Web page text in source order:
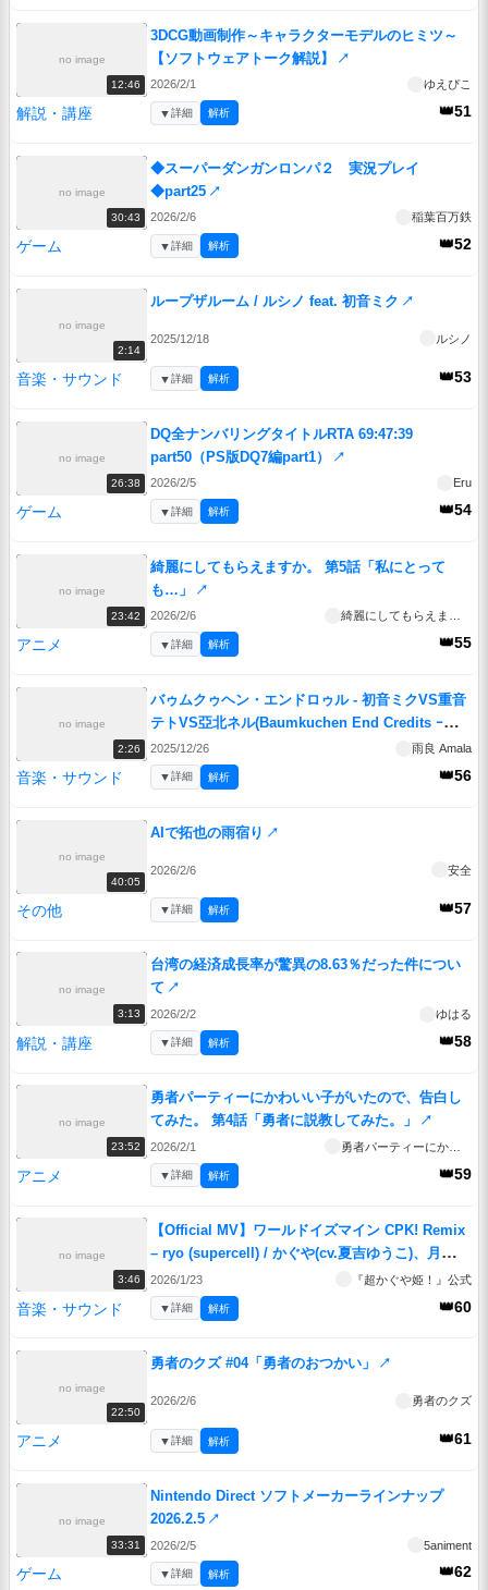
no image
12:46
3DCG動画制作～キャラクターモデルのヒミツ～
【ソフトウェアトーク解説】
↗
2026/2/1 ゆえぴこ
解説・講座 👑51
▼詳細 解析
no image
30:43
◆スーパーダンガンロンパ２ 実況プレイ
◆part25 ↗
2026/2/6 稲葉百万鉄
ゲーム 👑52
▼詳細 解析
no image
2:14
ループザルーム / ルシノ feat. 初音ミク ↗
2025/12/18 ルシノ
音楽・サウンド 👑53
▼詳細 解析
no image
26:38
DQ全ナンバリングタイトルRTA 69:47:39
part50（PS版DQ7編part1）
↗
2026/2/5 Eru
ゲーム 👑54
▼詳細 解析
no image
23:42
綺麗にしてもらえますか。 第5話「私にとって
も…」
↗
2026/2/6
アニメ 👑55
▼詳細 解析
no image
2:26
バゥムクゥヘン・エンドロゥル - 初音ミクVS重音
テトVS亞北ネル(Baumkuchen End Credits ｰ
Miku vs Teto vs Neru)
2025/12/26 雨良 Amala
音楽・サウンド 👑56
▼詳細 解析
no image
40:05
AIで拓也の雨宿り ↗
2026/2/6 安全
その他 👑57
▼詳細 解析
no image
3:13
台湾の経済成長率が驚異の8.63％だった件につい
て ↗
2026/2/2 ゆはる
解説・講座 👑58
▼詳細 解析
no image
23:52
勇者パーティーにかわいい子がいたので、告白し
てみた。 第4話「勇者に説教してみた。」
↗
2026/2/1
アニメ 👑59
▼詳細 解析
no image
3:46
【Official MV】ワールドイズマイン CPK! Remix
– ryo (supercell) / かぐや(cv.夏吉ゆうこ)、月見ヤ
チヨ(cv.早見沙織)【Classical ver.】↗
2026/1/23 『超かぐや姫！』公式
音楽・サウンド 👑60
▼詳細 解析
no image
22:50
勇者のクズ #04「勇者のおつかい」 ↗
2026/2/6 勇者のクズ
アニメ 👑61
▼詳細 解析
no image
33:31
Nintendo Direct ソフトメーカーラインナップ
2026.2.5 ↗
2026/2/5 5animent
ゲーム 👑62
▼詳細 解析